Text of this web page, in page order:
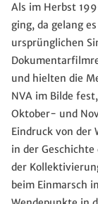
Als im Herbst
ging, da gelang
ursprünglichen
und hielten die
NVA im Bilde
Oktober- und
Eindruck von der
in der Geschichte
der
beim Einmarsch